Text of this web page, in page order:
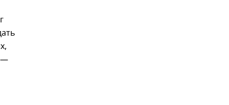
—